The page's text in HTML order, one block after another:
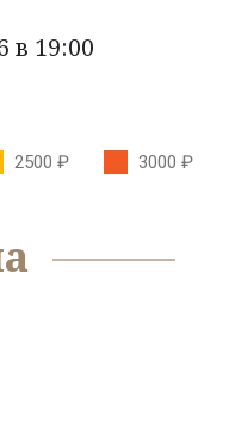
в 19:00
2500 ₽ 3000 ₽